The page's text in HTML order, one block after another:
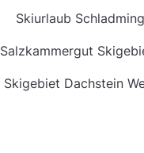
Skiurlaub Schladming
Salzkammergut
Skigebiet Dachstein